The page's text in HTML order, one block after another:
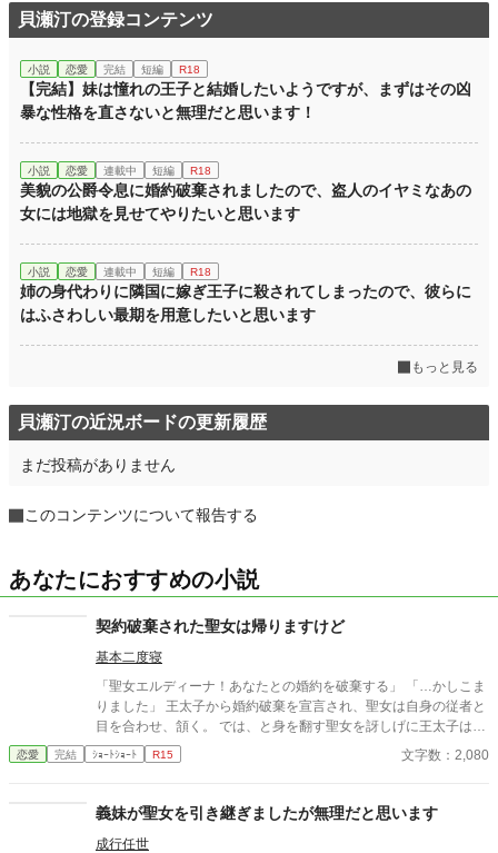
貝瀬汀の登録コンテンツ
小説 恋愛 完結 短編 R18
【完結】妹は憧れの王子と結婚したいようですが、まずはその凶
暴な性格を直さないと無理だと思います！
小説 恋愛 連載中 短編 R18
美貌の公爵令息に婚約破棄されましたので、盗人のイヤミなあの
女には地獄を見せてやりたいと思います
小説 恋愛 連載中 短編 R18
姉の身代わりに隣国に嫁ぎ王子に殺されてしまったので、彼らに
はふさわしい最期を用意したいと思います
もっと見る
貝瀬汀の近況ボードの更新履歴
まだ投稿がありません
このコンテンツについて報告する
あなたにおすすめの小説
契約破棄された聖女は帰りますけど
基本二度寝
「聖女エルディーナ！あなたとの婚約を破棄する」 「…かしこま
りました」 王太子から婚約破棄を宣言され、聖女は自身の従者と
目を合わせ、頷く。 では、と身を翻す聖女を訝しげに王太子は見
つめた。 「…何故理由を聞かない」 ※短編（勢い）
恋愛 完結 ｼｮｰﾄｼｮｰﾄ R15 文字数：2,080
義妹が聖女を引き継ぎましたが無理だと思います
成行任世